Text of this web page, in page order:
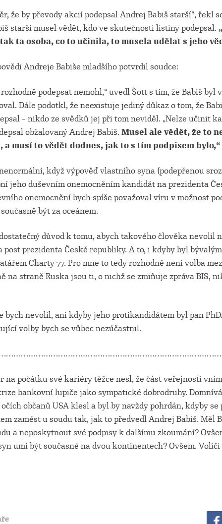
že by převody akcií podepsal Andrej Babiš starší“, řekl
starší musel vědět, kdo ve skutečnosti listiny podepsal.
ta osoba, co to učinila, to musela udělat s jeho
Andreje Babiše mladšího potvrdil soudce:
podepsat nemohl,“ uvedl Šott s tím, že Babiš byl
Dále podotkl, že neexistuje jediný důkaz o tom, že
– nikdo ze svědků jej při tom neviděl. „Nelze učinit
obžalovaný Andrej Babiš. Musel ale vědět, že to
a musí to vědět dodnes, jak to s tím podpisem
když výpověď vlastního syna (podepřenou
jeho duševním onemocněním kandidát na prezidenta
onemocnění bych spíše považoval víru v možnost
být za oceánem.
důvod k tomu, abych takového člověka nevolil
post prezidenta České republiky. A to, i kdyby byl
Charty 77. Pro mne to tedy rozhodně není volba
na straně Ruska jsou ti, o nichž se zmiňuje zpráva BIS,
bych nevolil, ani kdyby jeho protikandidátem byl pan
volby bych se vůbec nezúčastnil.
na počátku své kariéry těžce nesl, že část veřejnosti
bankovní lupiče jako sympatické dobrodruhy.
občanů USA klesl a byl by navždy pohrdán, kdyby
zamést u soudu tak, jak to předvedl Andrej Babiš. Měl
a neposkytnout své podpisy k dalšímu zkoumání?
umí být současně na dvou kontinentech? Ovšem.